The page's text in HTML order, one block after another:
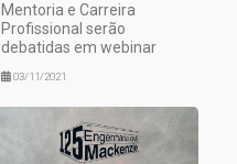
Mentoria e Carreira
Profissional serão
debatidas em webinar
03/11/2021